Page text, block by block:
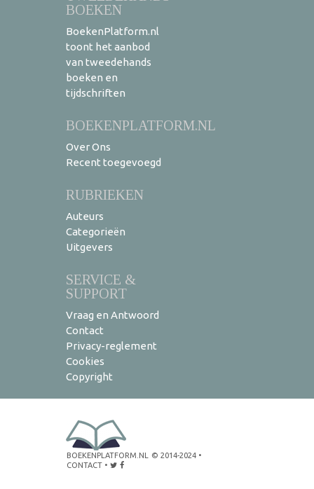
BOEKEN
BoekenPlatform.nl
toont het aanbod
van tweedehands
boeken en
tijdschriften
BOEKENPLATFORM.NL
Over Ons
Recent toegevoegd
RUBRIEKEN
Auteurs
Categorieën
Uitgevers
SERVICE &
SUPPORT
Vraag en Antwoord
Contact
Privacy-reglement
Cookies
Copyright
BOEKENPLATFORM.NL © 2014-2024 •
CONTACT •